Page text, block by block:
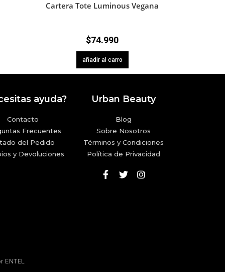
Cartera Tote Luminous Vegana
$74.990
añadir al carro
ayuda?
Contacto
Frecuentes
del Pedido
y Devoluciones
Urban Beauty
Blog
Sobre Nosotros
Términos y Condiciones
Política de Privacidad
ENTEL